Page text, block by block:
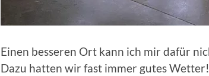
Einen besseren Ort kann ich mir dafür
Dazu hatten wir fast immer gutes